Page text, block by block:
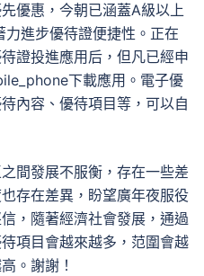
優惠，今朝已涵蓋A級以上
進步優待證便捷性。正在
證投進應用后，但凡已經申
下載應用。電子優
內容、優待項目等，可以自
間發展不服衡，存在一些差
存在差異，盼望廣年夜服役
，隨著經濟社會發展，通過
項目會越來越多，范圍會越
。謝謝！